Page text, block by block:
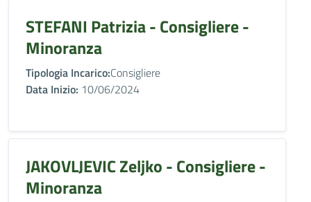
STEFANI Patrizia - Consigliere -
Minoranza
Tipologia Incarico:Consigliere
Data Inizio: 10/06/2024
JAKOVLJEVIC Zeljko - Consigliere -
Minoranza